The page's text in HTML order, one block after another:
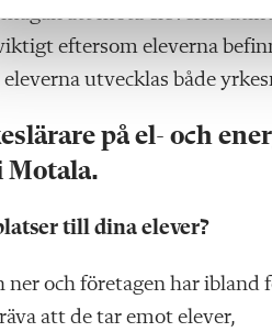
att möta eleverna
eftersom eleverna
utvecklas både
på el- och
till dina elever?
ner och företagen har ibland
att de tar emot elever,